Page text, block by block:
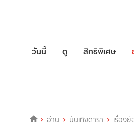
วันนี้ ดู สิทธิพิเศษ
อ่าน บันเทิงดารา เรื่องย่